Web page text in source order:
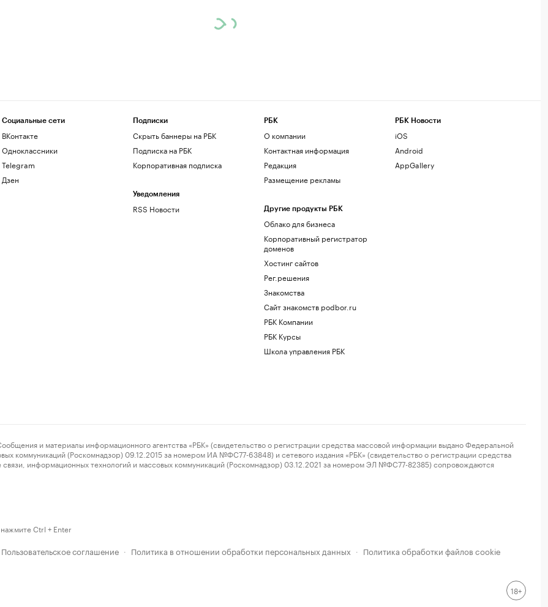
Социальные сети
ВКонтакте
Одноклассники
Telegram
Дзен
Подписки
Скрыть баннеры на РБК
Подписка на РБК
Корпоративная подписка
Уведомления
RSS Новости
РБК
О компании
Контактная информация
Редакция
Размещение рекламы
Другие продукты РБК
Облако для бизнеса
Корпоративный регистратор
доменов
Хостинг сайтов
Рег.решения
Знакомства
Сайт знакомств podbor.ru
РБК Компании
РБК Курсы
Школа управления РБК
РБК Новости
iOS
Android
AppGallery
и материалы информационного агентства «РБК» (свидетельство о регистрации средства массовой информации выдано Федеральной
коммуникаций (Роскомнадзор) 09.12.2015 за номером ИА №ФС77-63848) и сетевого издания «РБК» (свидетельство о регистрации средства
информационных технологий и массовых коммуникаций (Роскомнадзор) 03.12.2021 за номером ЭЛ №ФС77-82385) сопровождаются
Ctrl + Enter
Пользовательское соглашение · Политика в отношении обработки персональных данных · Политика обработки файлов cookie
18+